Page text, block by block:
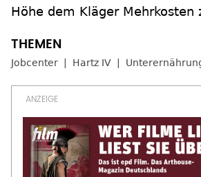
Höhe dem Kläger Mehrkosten
Jobcenter Hartz IV